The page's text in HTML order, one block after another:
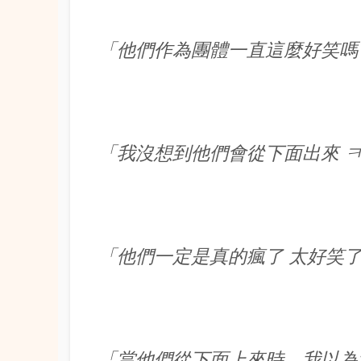
「他們作為團體一直這麼好笑嗎
「我沒想到他們會從下面出來
「他們一定是真的瘋了 太好笑了